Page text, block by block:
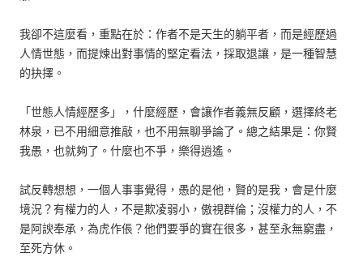
我卻不這麼看，重點在於：作者不是天生的躺平者，而是經歷過
人情世態，而提煉出對事情的堅定看法，採取退讓，是一種智慧
的抉擇。
「世態人情經歷多」，什麼經歷，會讓作者義無反顧，選擇終老
林泉，已不用細意推敲，也不用無聊爭論了。總之結果是：你賢
我愚，也就夠了。什麼也不爭，樂得逍遙。
試反轉想想，一個人事事覺得，愚的是他，賢的是我，會是什麼
境況？有權力的人，不是欺凌弱小，傲視群倫；沒權力的人，不
是阿諛奉承，為虎作倀？他們要爭的實在很多，甚至永無窮盡，
至死方休。